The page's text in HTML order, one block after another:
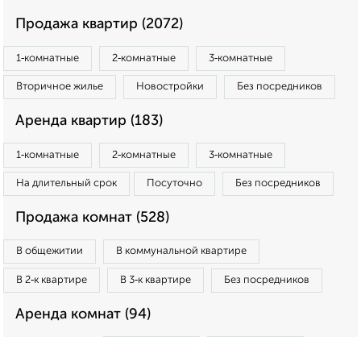
Продажа квартир (2072)
1‑комнатные 2‑комнатные 3‑комнатные
Вторичное жилье Новостройки Без посредников
Аренда квартир (183)
1‑комнатные 2‑комнатные 3‑комнатные
На длительный срок Посуточно Без посредников
Продажа комнат (528)
В общежитии В коммунальной квартире
В 2‑к квартире В 3‑к квартире Без посредников
Аренда комнат (94)